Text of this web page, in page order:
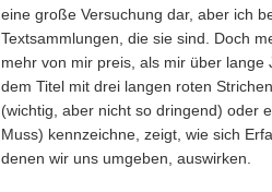
eine große Versuchung dar, aber ich
Textsammlungen, die sie sind. Doch
mehr von mir preis, als mir über lange
dem Titel mit drei langen roten
(wichtig, aber nicht so dringend) oder
Muss) kennzeichne, zeigt, wie sich
denen wir uns umgeben, auswirken.